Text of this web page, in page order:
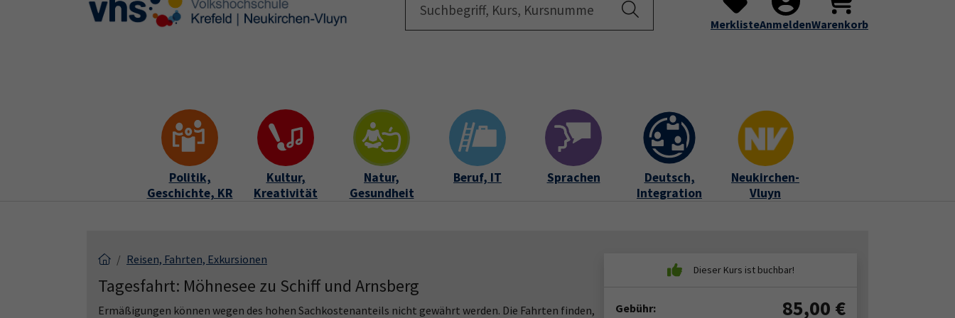
Skip to main content
Skip to page footer Startseite Submenu for "Programm"
Über uns Submenu for "Über uns"
Service Submenu for
MerklisteAnmeldenWarenkorb
Politik,
Geschichte, KR
Kultur,
Kreativität
Natur,
Gesundheit
Beruf, IT Sprachen
Deutsch,
Integration
Neukirchen-
Vluyn
Reisen, Fahrten, Exkursionen
Tagesfahrt: Möhnesee zu Schiff und Arnsberg
Ermäßigungen können wegen des hohen Sachkostenanteils nicht gewährt werden. Die Fahrten finden,
Gebühr: 85,00 €